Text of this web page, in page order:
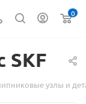
0
SKF
узлы и